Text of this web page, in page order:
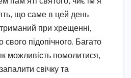
що саме в цей день
при хрещенні,
підопічного. Багато
можливість помолитися,
свічку та